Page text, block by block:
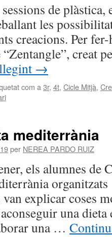
de plàstica,
les
creacions. Per fer-
creat
→
com a 3r, 4t, Cicle Mitjà,
mediterrània
per NEREA PARDO RUIZ
els alumnes de
explicar coses
una
una …